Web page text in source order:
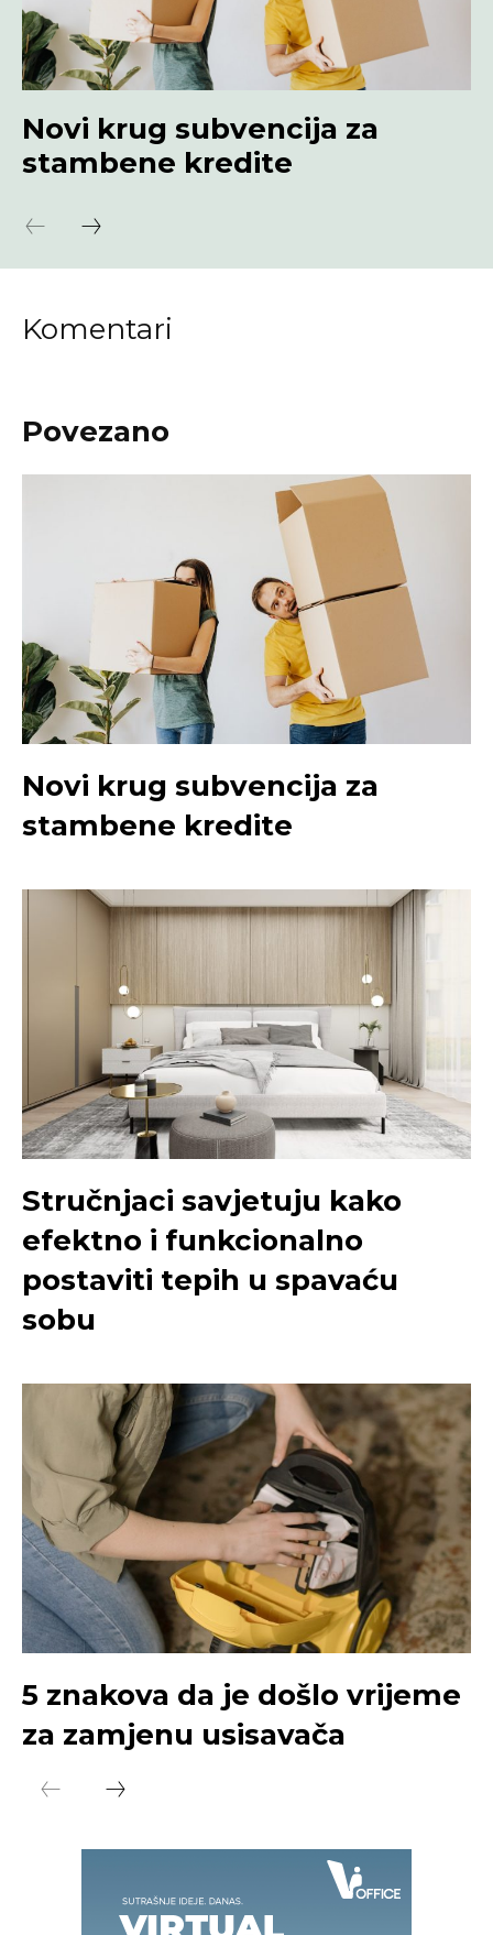
Novi krug subvencija za
stambene kredite
Komentari
Povezano
Novi krug subvencija za
stambene kredite
Stručnjaci savjetuju kako
efektno i funkcionalno
postaviti tepih u spavaću
sobu
5 znakova da je došlo vrijeme
za zamjenu usisavača